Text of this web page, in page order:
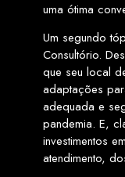
uma ótima
Um segundo
Consultório.
que seu local
adaptações
adequada e
pandemia. E,
investimentos
atendimento,